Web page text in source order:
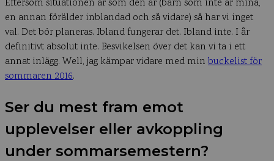
Eftersom situationen är som den är (barn som inte är mina,
en annan förälder inblandad och så vidare) så har vi inget
val. Det bör planeras. Ibland fungerar det. Ibland inte. I år
definitivt absolut inte. Besvikelsen över det kan vi ta i ett
annat inlägg. Well, jag kämpar vidare med min buckelist för
sommaren 2016.
Ser du mest fram emot
upplevelser eller avkoppling
under sommarsemestern?